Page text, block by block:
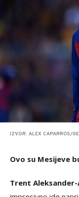
IZVOR: ALEX CAPARROS/
Ovo su Mesijeve
Trent